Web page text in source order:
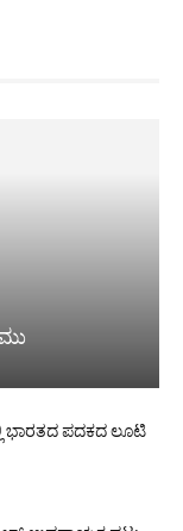
ಭಾರತದ ಪದಕದ ಲೂಟಿ